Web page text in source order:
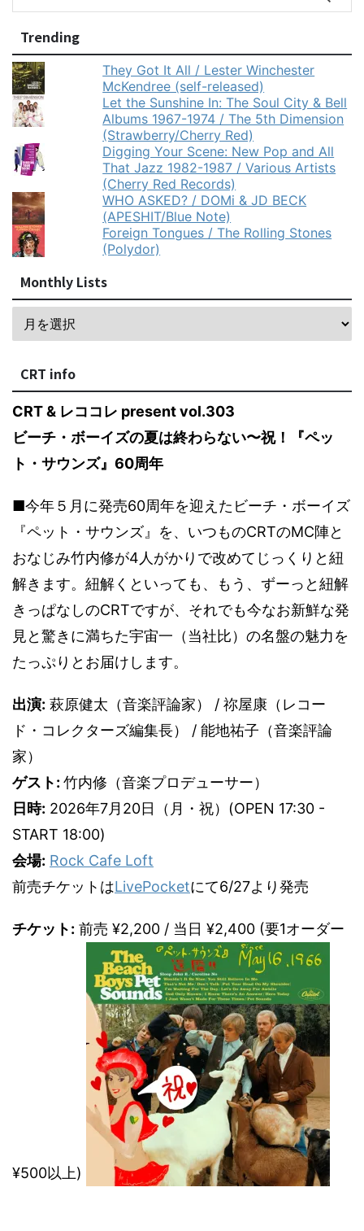
Trending
They Got It All / Lester Winchester
McKendree (self-released)
Let the Sunshine In: The Soul City & Bell
Albums 1967-1974 / The 5th Dimension
(Strawberry/Cherry Red)
Digging Your Scene: New Pop and All
That Jazz 1982-1987 / Various Artists
(Cherry Red Records)
WHO ASKED? / DOMi & JD BECK
(APESHIT/Blue Note)
Foreign Tongues / The Rolling Stones
(Polydor)
Monthly Lists
CRT info
CRT & レココレ present vol.303
ビーチ・ボーイズの夏は終わらない〜祝！『ペッ
ト・サウンズ』60周年
■今年５月に発売60周年を迎えたビーチ・ボーイズ
『ペット・サウンズ』を、いつものCRTのMC陣と
おなじみ竹内修が4人がかりで改めてじっくりと紐
解きます。紐解くといっても、もう、ずーっと紐解
きっぱなしのCRTですが、それでも今なお新鮮な発
見と驚きに満ちた宇宙一（当社比）の名盤の魅力を
たっぷりとお届けします。
出演: 萩原健太（音楽評論家） / 祢屋康（レコー
ド・コレクターズ編集長） / 能地祐子（音楽評論
家）
ゲスト: 竹内修（音楽プロデューサー）
日時: 2026年7月20日（月・祝）(OPEN 17:30 -
START 18:00)
会場: Rock Cafe Loft
前売チケットはLivePocketにて6/27より発売
チケット: 前売 ¥2,200 / 当日 ¥2,400 (要1オーダー
¥500以上)